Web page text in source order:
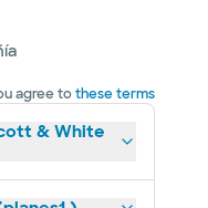
agree tothese terms
& White